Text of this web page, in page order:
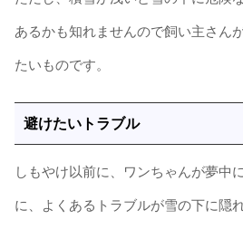
あるかも知れませんので飼い主さん
たいものです。
避けたいトラブル
しもやけ以前に、ワンちゃんが夢中
に、よくあるトラブルが雪の下に隠